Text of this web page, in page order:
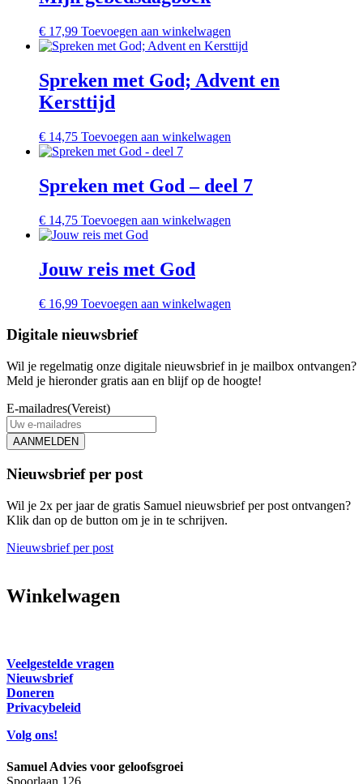
€ 17,99 Toevoegen aan winkelwagen
Spreken met God; Advent en
Kersttijd
€ 14,75 Toevoegen aan winkelwagen
Spreken met God – deel 7
€ 14,75 Toevoegen aan winkelwagen
Jouw reis met God
€ 16,99 Toevoegen aan winkelwagen
Digitale nieuwsbrief
Wil je regelmatig onze digitale nieuwsbrief in je mailbox ontvangen?
Meld je hieronder gratis aan en blijf op de hoogte!
E-mailadres(Vereist)
AANMELDEN
Nieuwsbrief per post
Wil je 2x per jaar de gratis Samuel nieuwsbrief per post ontvangen?
Klik dan op de button om je in te schrijven.
Nieuwsbrief per post
Winkelwagen
Veelgestelde vragen
Nieuwsbrief
Doneren
Privacybeleid
Volg ons!
Samuel Advies voor geloofsgroei